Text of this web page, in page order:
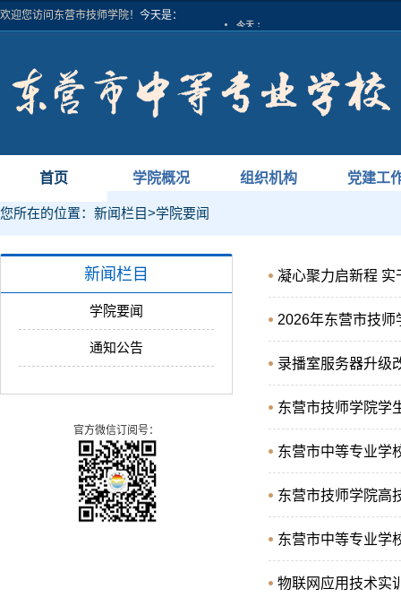
欢迎您访问东营市技师学院！ 今天是：
首页 学院概况 组织机构 党建工
您所在的位置： 新闻栏目>学院要闻
新闻栏目
学院要闻
通知公告
官方微信订阅号：
凝心聚力启新程 实
2026年东营市技
录播室服务器升级
东营市技师学院学
东营市中等专业学
东营市技师学院高
东营市中等专业学
物联网应用技术实